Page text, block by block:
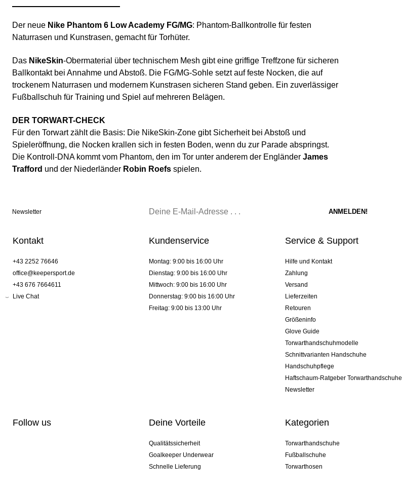
Der neue Nike Phantom 6 Low Academy FG/MG: Phantom-Ballkontrolle für festen
Naturrasen und Kunstrasen, gemacht für Torhüter.
Das NikeSkin-Obermaterial über technischem Mesh gibt eine griffige Treffzone für sicheren
Ballkontakt bei Annahme und Abstoß. Die FG/MG-Sohle setzt auf feste Nocken, die auf
trockenem Naturrasen und modernem Kunstrasen sicheren Stand geben. Ein zuverlässiger
Fußballschuh für Training und Spiel auf mehreren Belägen.
DER TORWART-CHECK
Für den Torwart zählt die Basis: Die NikeSkin-Zone gibt Sicherheit bei Abstoß und
Spieleröffnung, die Nocken krallen sich in festen Boden, wenn du zur Parade abspringst.
Die Kontroll-DNA kommt vom Phantom, den im Tor unter anderem der Engländer James
Trafford und der Niederländer Robin Roefs spielen.
Newsletter
Kontakt
+43 2252 76646
office@keepersport.de
+43 676 7664611
Live Chat
Kundenservice
Montag: 9:00 bis 16:00 Uhr
Dienstag: 9:00 bis 16:00 Uhr
Mittwoch: 9:00 bis 16:00 Uhr
Donnerstag: 9:00 bis 16:00 Uhr
Freitag: 9:00 bis 13:00 Uhr
Service & Support
Hilfe und Kontakt
Zahlung
Versand
Lieferzeiten
Retouren
Größeninfo
Glove Guide
Torwarthandschuhmodelle
Schnittvarianten Handschuhe
Handschuhpflege
Haftschaum-Ratgeber Torwarthandschuhe
Newsletter
Follow us Deine Vorteile
Qualitätssicherheit
Goalkeeper Underwear
Schnelle Lieferung
Kategorien
Torwarthandschuhe
Fußballschuhe
Torwarthosen